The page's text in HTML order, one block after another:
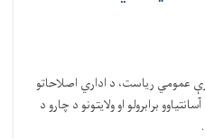
عمومي ریاست، د اداري اصلاحاتو
برابرولو او ولایتونو د چارو د